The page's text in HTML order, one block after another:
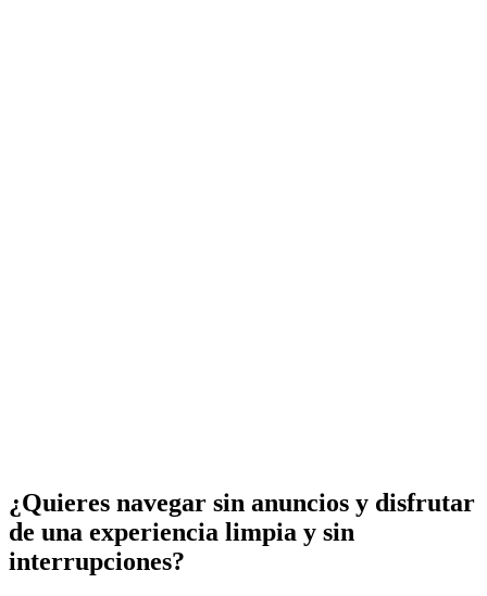
¿Quieres navegar sin anuncios y disfrutar
de una experiencia limpia y sin
interrupciones?